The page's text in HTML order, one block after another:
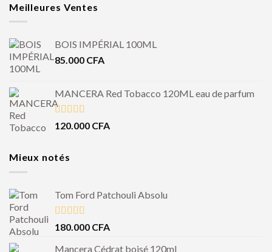
Meilleures Ventes
BOIS IMPÉRIAL 100ML
85.000 CFA
MANCERA Red Tobacco 120ML eau de parfum
Note4.50
120.000 CFA
Mieux notés
Tom Ford Patchouli Absolu
Note5.00
180.000 CFA
Mancera Cédrat boisé 120ml